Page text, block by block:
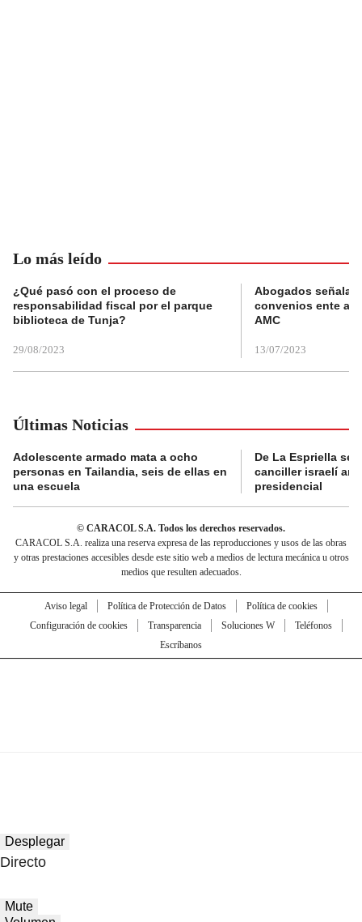
Lo más leído
¿Qué pasó con el proceso de
responsabilidad fiscal por el parque
biblioteca de Tunja?
29/08/2023
Abogados
convenios ente
AMC
13/07/2023
Últimas Noticias
Adolescente armado mata a ocho
personas en Tailandia, seis de ellas en
una escuela
De La Espriella se
canciller israelí
presidencial
© CARACOL S.A. Todos los derechos reservados.
CARACOL S.A. realiza una reserva expresa de las reproducciones y usos de las obras
y otras prestaciones accesibles desde este sitio web a medios de lectura mecánica u otros
medios que resulten adecuados.
Aviso legal Política de Protección de Datos
Política de cookies
Configuración de cookies
Transparencia Soluciones W
Teléfonos
Escríbanos
Desplegar
Directo
Mute